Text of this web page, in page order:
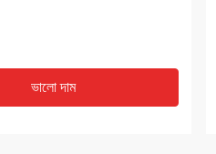
SUS430
ভালো দাম